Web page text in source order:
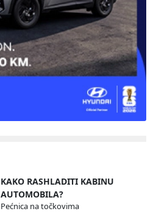
KAKO RASHLADITI KABINU
AUTOMOBILA?
Pećnica na točkovima